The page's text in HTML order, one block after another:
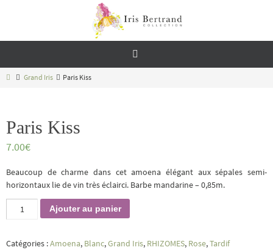
contenu
HomeGrand Iris Paris Kiss
Paris Kiss
7.00€
Beaucoup de charme dans cet amoena élégant aux sépales semi-
horizontaux lie de vin très éclairci. Barbe mandarine – 0,85m.
quantité
de
Kiss
Ajouter au panier
Catégories :Amoena, Blanc,Grand Iris, RHIZOMES, Rose,Tardif